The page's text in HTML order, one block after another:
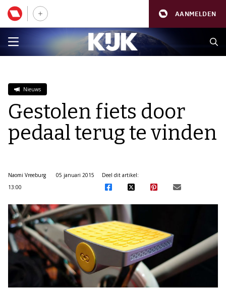
AANMELDEN
Nieuws
Gestolen fiets door
pedaal terug te vinden
Naomi Vreeburg
05 januari 2015
13:00
Deel dit artikel: